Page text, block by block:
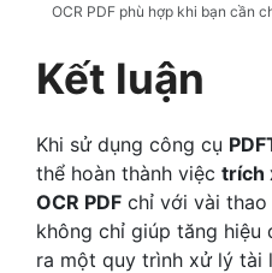
OCR PDF phù hợp khi bạn cần
Kết luận
Khi sử dụng công cụ
thể hoàn thành việc trích
OCR PDF chỉ với vài
không chỉ giúp tăng hiệu
ra một quy trình xử lý tài